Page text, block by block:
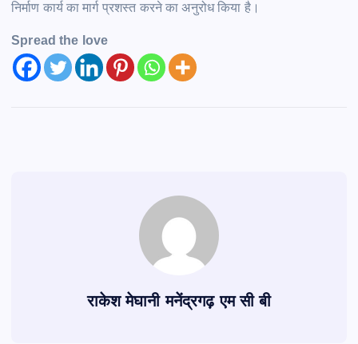
निर्माण कार्य का मार्ग प्रशस्त करने का अनुरोध किया है।
Spread the love
राकेश मेघानी मनेंद्रगढ़ एम सी बी